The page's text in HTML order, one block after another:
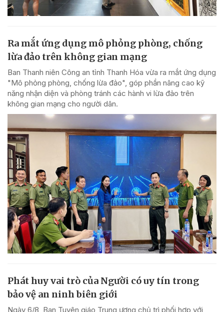
Ra mắt ứng dụng mô phỏng phòng, chống
lừa đảo trên không gian mạng
Ban Thanh niên Công an tỉnh Thanh Hóa vừa ra mắt ứng dụng
"Mô phỏng phòng, chống lừa đảo", góp phần nâng cao kỹ
năng nhận diện và phòng tránh các hành vi lừa đảo trên
không gian mạng cho người dân.
Phát huy vai trò của Người có uy tín trong
bảo vệ an ninh biên giới
Ngày 6/8, Ban Tuyên giáo Trung ương chủ trì phối hợp với